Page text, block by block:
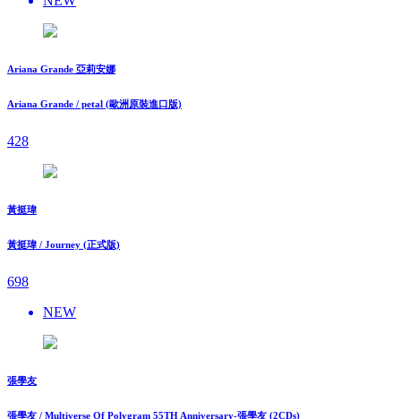
Ariana Grande 亞莉安娜
Ariana Grande / petal (歐洲原裝進口版)
428
黃挺瑋
黃挺瑋 / Journey (正式版)
698
NEW
張學友
張學友 / Multiverse Of Polygram 55TH Anniversary-張學友 (2CDs)